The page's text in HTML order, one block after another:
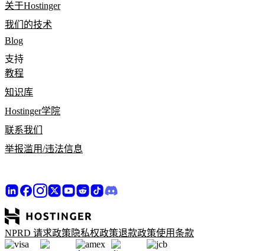
关于Hostinger
我们的技术
Blog
支持
教程
知识库
Hostinger学院
联系我们
举报滥用/违法信息
NPRD 请求政策 隐私权政策退款政策使用条款